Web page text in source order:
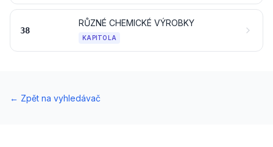
38
RŮZNÉ CHEMICKÉ VÝROBKY
KAPITOLA
← Zpět na vyhledávač